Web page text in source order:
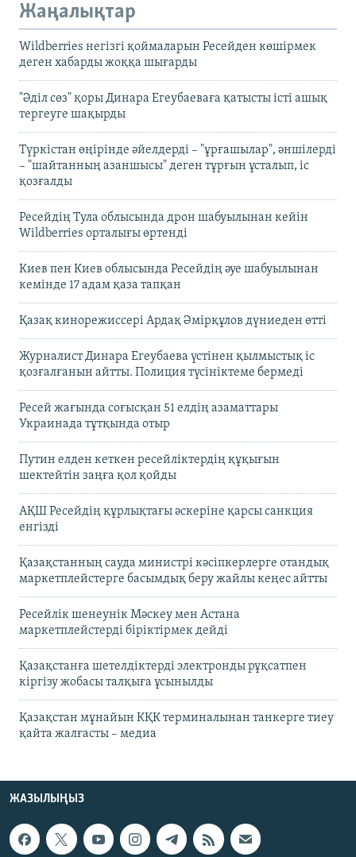
Жаңалықтар
Wildberries негізгі қоймаларын Ресейден көшірмек
деген хабарды жоққа шығарды
"Әділ сөз" қоры Динара Егеубаеваға қатысты істі ашық
тергеуге шақырды
Түркістан өңірінде әйелдерді – "ұрғашылар", әншілерді
– "шайтанның азаншысы" деген тұрғын ұсталып, іс
қозғалды
Ресейдің Тула облысында дрон шабуылынан кейін
Wildberries орталығы өртенді
Киев пен Киев облысында Ресейдің әуе шабуылынан
кемінде 17 адам қаза тапқан
Қазақ кинорежиссері Ардақ Әмірқұлов дүниеден өтті
Журналист Динара Егеубаева үстінен қылмыстық іс
қозғалғанын айтты. Полиция түсініктеме бермеді
Ресей жағында соғысқан 51 елдің азаматтары
Украинада тұтқында отыр
Путин елден кеткен ресейліктердің құқығын
шектейтін заңға қол қойды
АҚШ Ресейдің құрлықтағы әскеріне қарсы санкция
енгізді
Қазақстанның сауда министрі кәсіпкерлерге отандық
маркетплейстерге басымдық беру жайлы кеңес айтты
Ресейлік шенеунік Мәскеу мен Астана
маркетплейстерді біріктірмек дейді
Қазақстанға шетелдіктерді электронды рұқсатпен
кіргізу жобасы талқыға ұсынылды
Қазақстан мұнайын КҚК терминалынан танкерге тиеу
қайта жалғасты – медиа
ЖАЗЫЛЫҢЫЗ